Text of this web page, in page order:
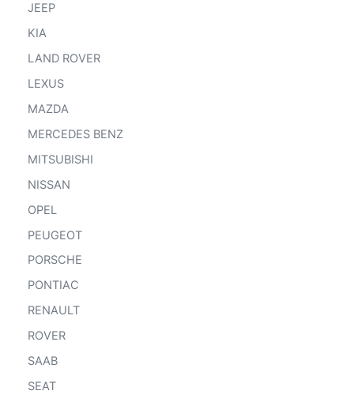
JEEP
KIA
LAND ROVER
LEXUS
MAZDA
MERCEDES BENZ
MITSUBISHI
NISSAN
OPEL
PEUGEOT
PORSCHE
PONTIAC
RENAULT
ROVER
SAAB
SEAT